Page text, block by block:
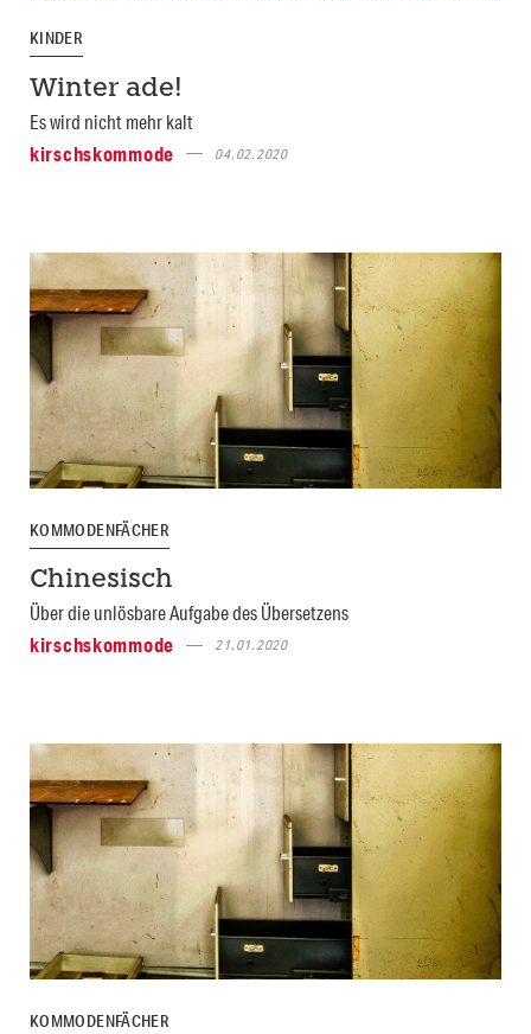
KINDER
Winter ade!
Es wird nicht mehr kalt
kirschskommode
04.02.2020
KOMMODENFÄCHER
Chinesisch
Über die unlösbare Aufgabe des Übersetzens
kirschskommode
21.01.2020
KOMMODENFÄCHER